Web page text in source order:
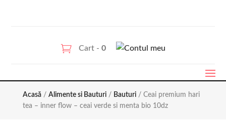
Cart - 0
Acasă/ Alimente si Bauturi/ Bauturi/ Ceai premium hari
tea – inner flow – ceai verde si menta bio 10dz